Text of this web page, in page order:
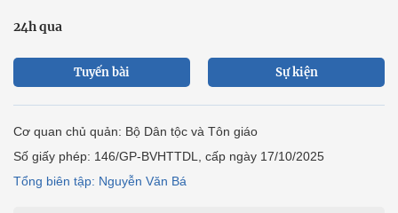
24h qua
Tuyến bài Sự kiện
Cơ quan chủ quản: Bộ Dân tộc và Tôn giáo
Số giấy phép: 146/GP-BVHTTDL, cấp ngày 17/10/2025
Tổng biên tập: Nguyễn Văn Bá